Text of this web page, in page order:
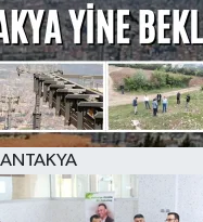
ANTAKYA